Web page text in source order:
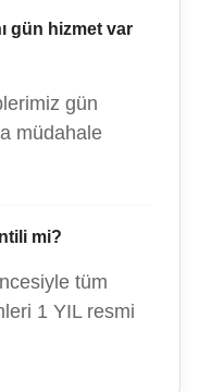
gün hizmet var
gün
müdahale
mi?
tüm
1 YIL resmi